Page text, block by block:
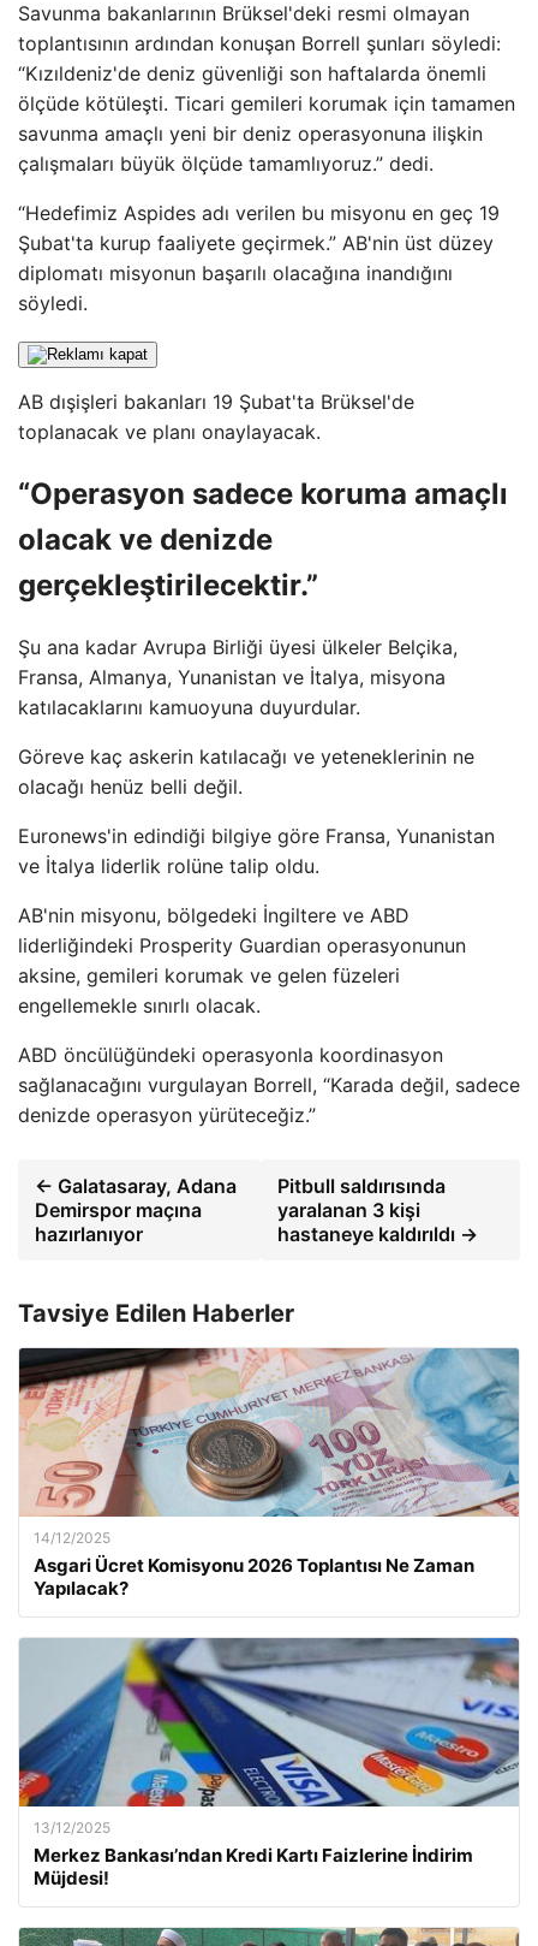
Savunma bakanlarının Brüksel'deki resmi olmayan
toplantısının ardından konuşan Borrell şunları söyledi:
“Kızıldeniz'de deniz güvenliği son haftalarda önemli
ölçüde kötüleşti. Ticari gemileri korumak için tamamen
savunma amaçlı yeni bir deniz operasyonuna ilişkin
çalışmaları büyük ölçüde tamamlıyoruz.” dedi.
“Hedefimiz Aspides adı verilen bu misyonu en geç 19
Şubat'ta kurup faaliyete geçirmek.” AB'nin üst düzey
diplomatı misyonun başarılı olacağına inandığını
söyledi.
AB dışişleri bakanları 19 Şubat'ta Brüksel'de
toplanacak ve planı onaylayacak.
“Operasyon sadece koruma amaçlı
olacak ve denizde
gerçekleştirilecektir.”
Şu ana kadar Avrupa Birliği üyesi ülkeler Belçika,
Fransa, Almanya, Yunanistan ve İtalya, misyona
katılacaklarını kamuoyuna duyurdular.
Göreve kaç askerin katılacağı ve yeteneklerinin ne
olacağı henüz belli değil.
Euronews'in edindiği bilgiye göre Fransa, Yunanistan
ve İtalya liderlik rolüne talip oldu.
AB'nin misyonu, bölgedeki İngiltere ve ABD
liderliğindeki Prosperity Guardian operasyonunun
aksine, gemileri korumak ve gelen füzeleri
engellemekle sınırlı olacak.
ABD öncülüğündeki operasyonla koordinasyon
sağlanacağını vurgulayan Borrell, “Karada değil, sadece
denizde operasyon yürüteceğiz.”
← Galatasaray, Adana
Demirspor maçına
hazırlanıyor
Pitbull saldırısında
yaralanan 3 kişi
hastaneye kaldırıldı →
Tavsiye Edilen Haberler
14/12/2025
Asgari Ücret Komisyonu 2026 Toplantısı Ne Zaman
Yapılacak?
13/12/2025
Merkez Bankası’ndan Kredi Kartı Faizlerine İndirim
Müjdesi!